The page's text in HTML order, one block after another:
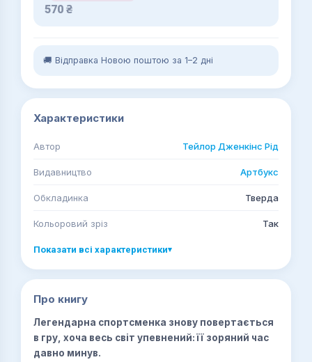
570 ₴
🚚 Відправка Новою поштою за 1–2 дні
Характеристики
Автор Тейлор Дженкінс Рід
Видавництво Артбукс
Обкладинка Тверда
Кольоровий зріз Так
Показати всі характеристики▾
Про книгу
Легендарна спортсменка знову повертається
в гру, хоча весь світ упевнений: її зоряний час
давно минув.